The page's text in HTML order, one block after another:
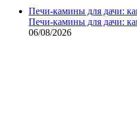
Печи-камины для дачи:
Печи-камины для дачи:
06/08/2026